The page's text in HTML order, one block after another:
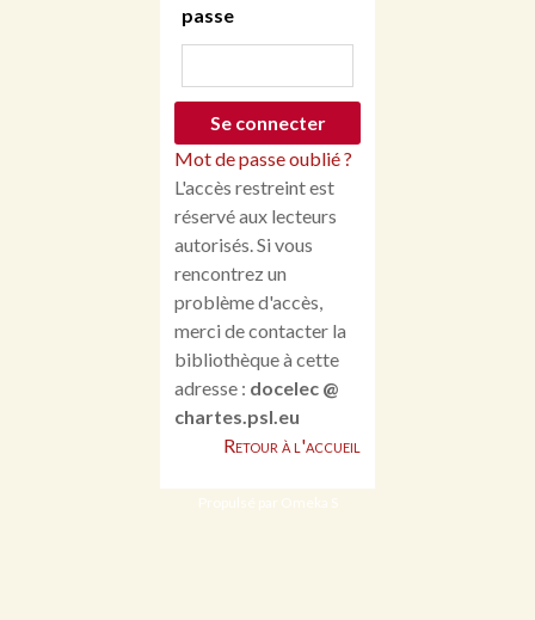
passe
Mot de passe oublié ?
L'accès restreint est
réservé aux lecteurs
autorisés. Si vous
rencontrez un
problème d'accès,
merci de contacter la
bibliothèque à cette
adresse : docelec @
chartes.psl.eu
Retour à l'accueil
Propulsé par Omeka S